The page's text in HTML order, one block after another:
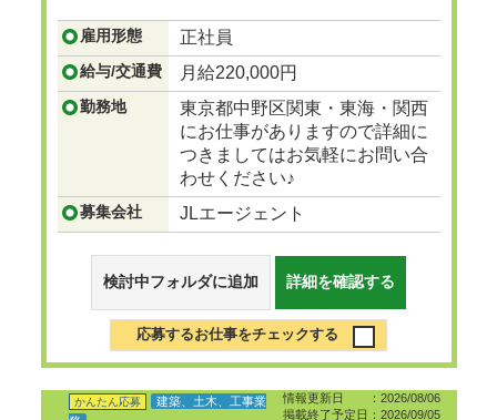
...つづきを見る
雇用形態 正社員
給与/交通費 月給220,000円
勤務地
東京都中野区関東・東海・関西
にお仕事がありますので詳細に
つきましてはお気軽にお問い合
わせください♪
募集会社 JLエージェント
検討中フォルダに追加 詳細を確認する
応募するお仕事をチェックする
情報更新日 ：2026/08/06
掲載終了予定日：2026/09/05
かんたん応募
建築、土木、工事業